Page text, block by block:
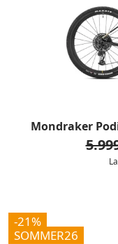
Mondraker
-21%
SOMMER26